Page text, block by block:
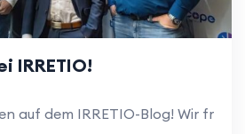
IRRETIO!
auf dem IRRETIO-Blog! Wir